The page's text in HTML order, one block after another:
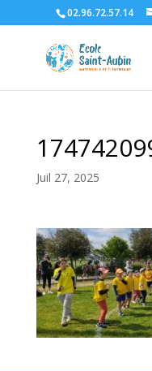
02.96.72.57.14
Juil 27, 2025